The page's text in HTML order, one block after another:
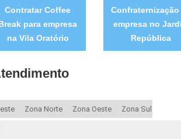
Contratar Coffee
para empresa
na Vila Oratório
Confraternização
empresa no
República
Zona Norte Zona Oeste Zona Sul